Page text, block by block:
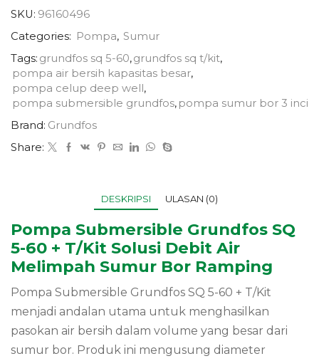
SKU: 96160496
Categories: Pompa, Sumur
Tags: grundfos sq 5-60,grundfos sq t/kit,
pompa air bersih kapasitas besar,
pompa celup deep well,
pompa submersible grundfos,pompa sumur bor 3 inci
Brand: Grundfos
Share:
DESKRIPSI ULASAN (0)
Pompa Submersible Grundfos SQ
5-60 + T/Kit Solusi Debit Air
Melimpah Sumur Bor Ramping
Pompa Submersible Grundfos SQ 5-60 + T/Kit
menjadi andalan utama untuk menghasilkan
pasokan air bersih dalam volume yang besar dari
sumur bor. Produk ini mengusung diameter